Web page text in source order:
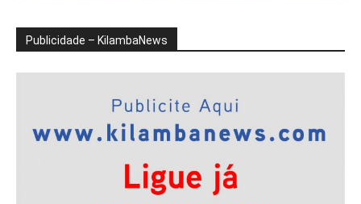
Publicidade – KilambaNews